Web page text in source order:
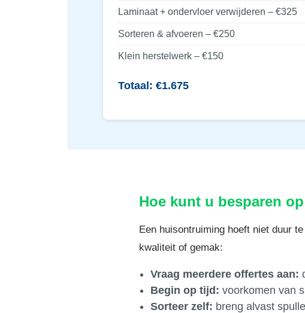
Laminaat + ondervloer verwijderen – €325
Sorteren & afvoeren – €250
Klein herstelwerk – €150
Totaal: €1.675
Hoe kunt u besparen
Een huisontruiming hoeft niet duur
kwaliteit of gemak:
Vraag meerdere offertes aan:
Begin op tijd: voorkomen van
Sorteer zelf: breng alvast